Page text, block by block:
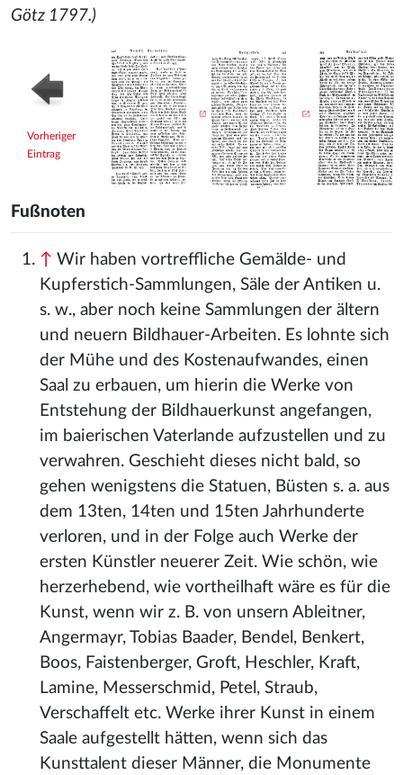
Götz 1797.)
Vorheriger
Eintrag
Fußnoten
↑ Wir haben vortreffliche Gemälde- und
Kupferstich-Sammlungen, Säle der Antiken u.
s. w., aber noch keine Sammlungen der ältern
und neuern Bildhauer-Arbeiten. Es lohnte sich
der Mühe und des Kostenaufwandes, einen
Saal zu erbauen, um hierin die Werke von
Entstehung der Bildhauerkunst angefangen,
im baierischen Vaterlande aufzustellen und zu
verwahren. Geschieht dieses nicht bald, so
gehen wenigstens die Statuen, Büsten s. a. aus
dem 13ten, 14ten und 15ten Jahrhunderte
verloren, und in der Folge auch Werke der
ersten Künstler neuerer Zeit. Wie schön, wie
herzerhebend, wie vortheilhaft wäre es für die
Kunst, wenn wir z. B. von unsern Ableitner,
Angermayr, Tobias Baader, Bendel, Benkert,
Boos, Faistenberger, Groft, Heschler, Kraft,
Lamine, Messerschmid, Petel, Straub,
Verschaffelt etc. Werke ihrer Kunst in einem
Saale aufgestellt hätten, wenn sich das
Kunsttalent dieser Männer, die Monumente